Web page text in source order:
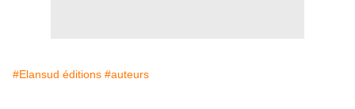
#Elansud éditions #auteurs